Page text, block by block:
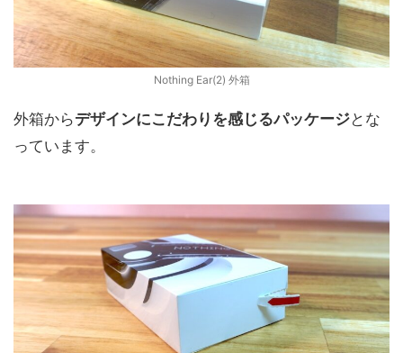
Nothing Ear(2) 外箱
外箱からデザインにこだわりを感じるパッケージとな
っています。